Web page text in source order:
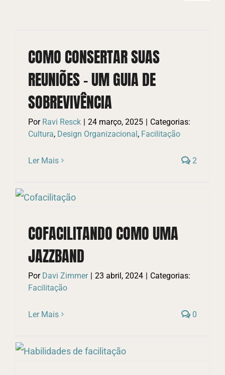
COMO CONSERTAR SUAS
REUNIÕES – UM GUIA DE
SOBREVIVÊNCIA
Por Ravi Resck | 24 março, 2025 | Categorias:
Cultura, Design Organizacional, Facilitação
Ler Mais 2
COFACILITANDO COMO UMA
JAZZBAND
Por Davi Zimmer | 23 abril, 2024 | Categorias:
Facilitação
Ler Mais 0